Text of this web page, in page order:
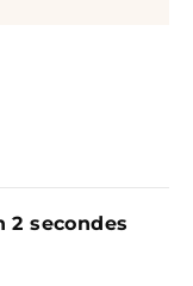
secondes